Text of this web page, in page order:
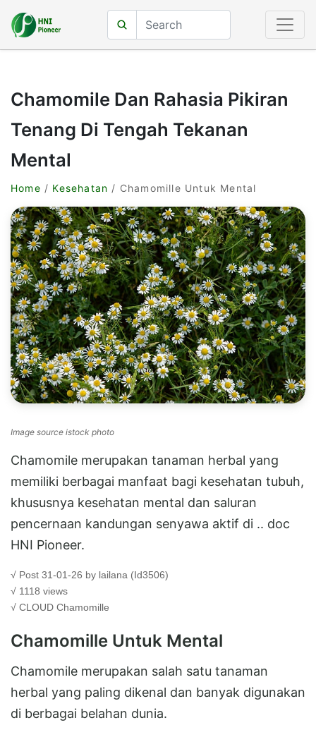
Chamomile Dan Rahasia Pikiran
Tenang Di Tengah Tekanan
Mental
Home / Kesehatan / Chamomille Untuk Mental
Image source istock photo
Chamomile merupakan tanaman herbal yang
memiliki berbagai manfaat bagi kesehatan tubuh,
khususnya kesehatan mental dan saluran
pencernaan kandungan senyawa aktif di .. doc
HNI Pioneer.
√ Post 31-01-26 by lailana (Id3506)
√ 1118 views
√ CLOUD Chamomille
Chamomille Untuk Mental
Chamomile merupakan salah satu tanaman
herbal yang paling dikenal dan banyak digunakan
di berbagai belahan dunia.